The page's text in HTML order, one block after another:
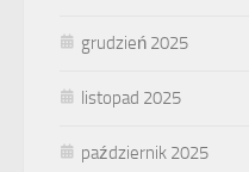
grudzień 2025
listopad 2025
październik 2025